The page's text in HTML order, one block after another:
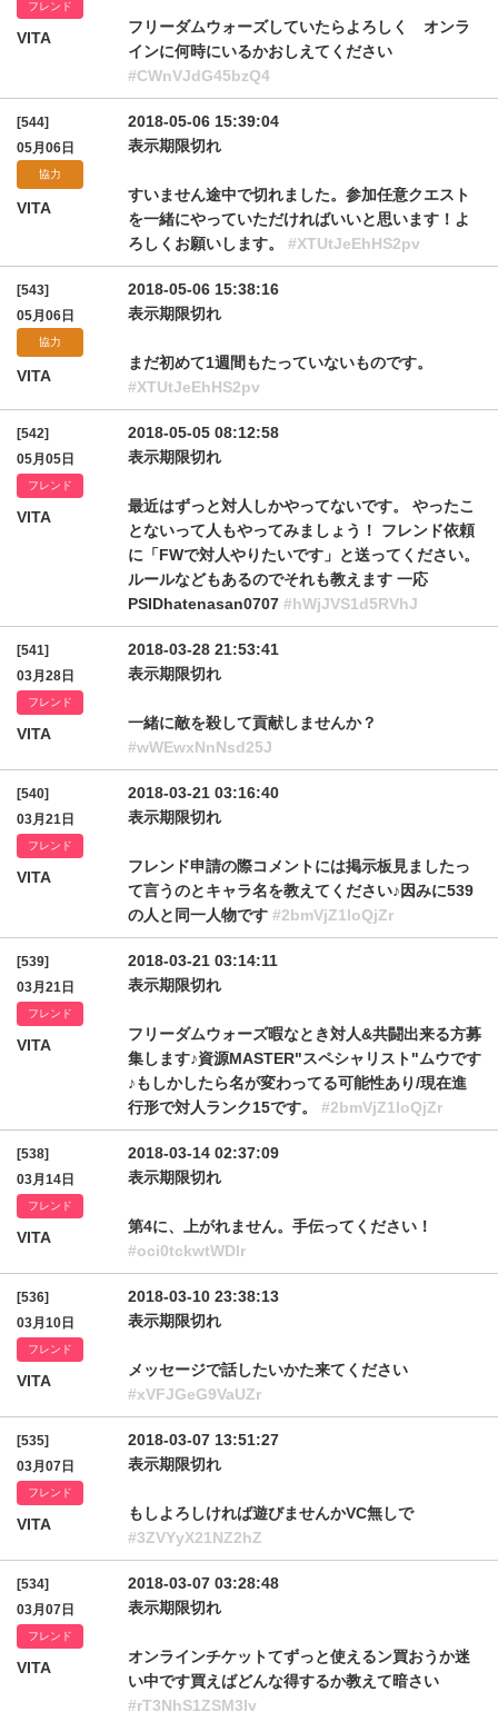
フレンド
VITA
フリーダムウォーズしていたらよろしく オンラ
インに何時にいるかおしえてください
#CWnVJdG45bzQ4
[544]
05月06日
協力
VITA
2018-05-06 15:39:04
表示期限切れ
すいません途中で切れました。参加任意クエスト
を一緒にやっていただければいいと思います！よ
ろしくお願いします。 #XTUtJeEhHS2pv
[543]
05月06日
協力
VITA
2018-05-06 15:38:16
表示期限切れ
まだ初めて1週間もたっていないものです。
#XTUtJeEhHS2pv
[542]
05月05日
フレンド
VITA
2018-05-05 08:12:58
表示期限切れ
最近はずっと対人しかやってないです。 やったこ
とないって人もやってみましょう！ フレンド依頼
に「FWで対人やりたいです」と送ってください。
ルールなどもあるのでそれも教えます 一応
PSIDhatenasan0707 #hWjJVS1d5RVhJ
[541]
03月28日
フレンド
VITA
2018-03-28 21:53:41
表示期限切れ
一緒に敵を殺して貢献しませんか？
#wWEwxNnNsd25J
[540]
03月21日
フレンド
VITA
2018-03-21 03:16:40
表示期限切れ
フレンド申請の際コメントには掲示板見ましたっ
て言うのとキャラ名を教えてください♪因みに539
の人と同一人物です #2bmVjZ1loQjZr
[539]
03月21日
フレンド
VITA
2018-03-21 03:14:11
表示期限切れ
フリーダムウォーズ暇なとき対人&共闘出来る方募
集します♪資源MASTER"スペシャリスト"ムウです
♪もしかしたら名が変わってる可能性あり/現在進
行形で対人ランク15です。 #2bmVjZ1loQjZr
[538]
03月14日
フレンド
VITA
2018-03-14 02:37:09
表示期限切れ
第4に、上がれません。手伝ってください！
#oci0tckwtWDlr
[536]
03月10日
フレンド
VITA
2018-03-10 23:38:13
表示期限切れ
メッセージで話したいかた来てください
#xVFJGeG9VaUZr
[535]
03月07日
フレンド
VITA
2018-03-07 13:51:27
表示期限切れ
もしよろしければ遊びませんかVC無しで
#3ZVYyX21NZ2hZ
[534]
03月07日
フレンド
VITA
2018-03-07 03:28:48
表示期限切れ
オンラインチケットてずっと使えるン買おうか迷
い中です買えばどんな得するか教えて暗さい
#rT3NhS1ZSM3lv